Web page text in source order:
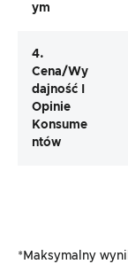
Ym
4.
Cena/wy
Dajność I
Opinie
Konsume
Ntów
*Maksymalny